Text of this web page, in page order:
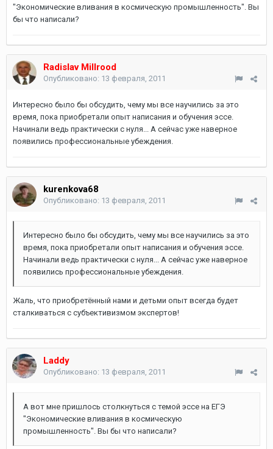
"Экономические вливания в космическую промышленность". Вы
бы что написали?
Radislav Millrood
Опубликовано: 13 февраля, 2011
Интересно было бы обсудить, чему мы все научились за это
время, пока приобретали опыт написания и обучения эссе.
Начинали ведь практически с нуля... А сейчас уже наверное
появились профессиональные убеждения.
kurenkova68
Опубликовано: 13 февраля, 2011
Интересно было бы обсудить, чему мы все научились за это
время, пока приобретали опыт написания и обучения эссе.
Начинали ведь практически с нуля... А сейчас уже наверное
появились профессиональные убеждения.
Жаль, что приобретённый нами и детьми опыт всегда будет
сталкиваться с субъективизмом экспертов!
Laddy
Опубликовано: 13 февраля, 2011
А вот мне пришлось столкнуться с темой эссе на ЕГЭ
"Экономические вливания в космическую
промышленность". Вы бы что написали?